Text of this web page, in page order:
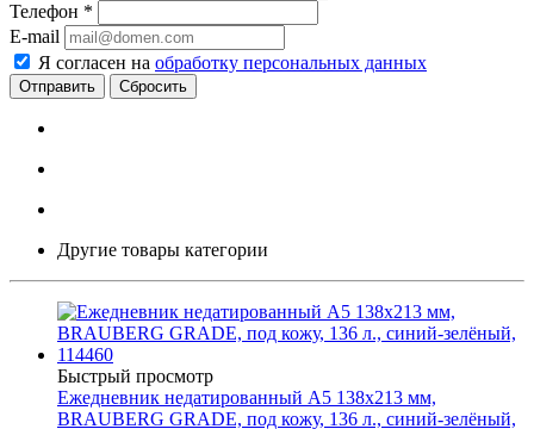
Телефон *
E-mail
Я согласен на обработку персональных данных
Сбросить
Другие товары категории
Быстрый просмотр
Ежедневник недатированный А5 138х213 мм,
BRAUBERG GRADE, под кожу, 136 л., синий-зелёный,